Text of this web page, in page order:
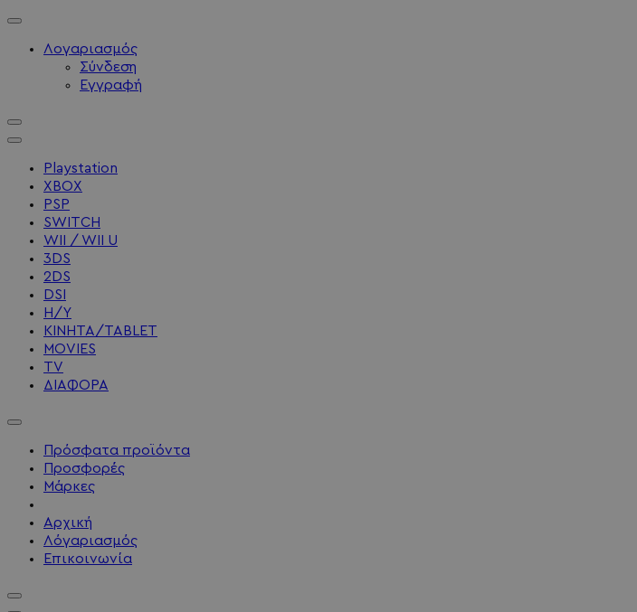
Λογαριασμός
Σύνδεση
Εγγραφή
Playstation
XBOX
PSP
SWITCH
WII / WII U
3DS
2DS
DSI
Η/Υ
ΚΙΝΗΤΑ/TABLET
MOVIES
TV
ΔΙΑΦΟΡΑ
Πρόσφατα προϊόντα
Προσφορές
Μάρκες
Αρχική
Λόγαριασμός
Επικοινωνία